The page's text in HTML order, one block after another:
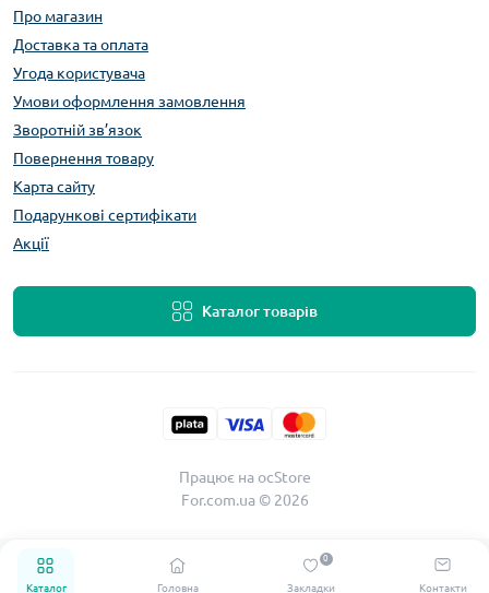
Каталог Головна Закладки
0
Контакти
Про магазин
Доставка та оплата
Угода користувача
Умови оформлення замовлення
Зворотній зв’язок
Повернення товару
Карта сайту
Подарункові сертифікати
Акції
Каталог товарів
Працює наocStore
For.com.ua © 2026